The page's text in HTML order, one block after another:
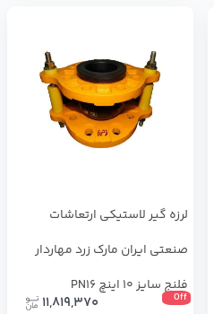
لرزه ‌گیر لاستیکی ارتعاشات
صنعتی ایران مارک زرد مهاردار
فلنج سایز 10 اینچ PN16
Off
11,819,370